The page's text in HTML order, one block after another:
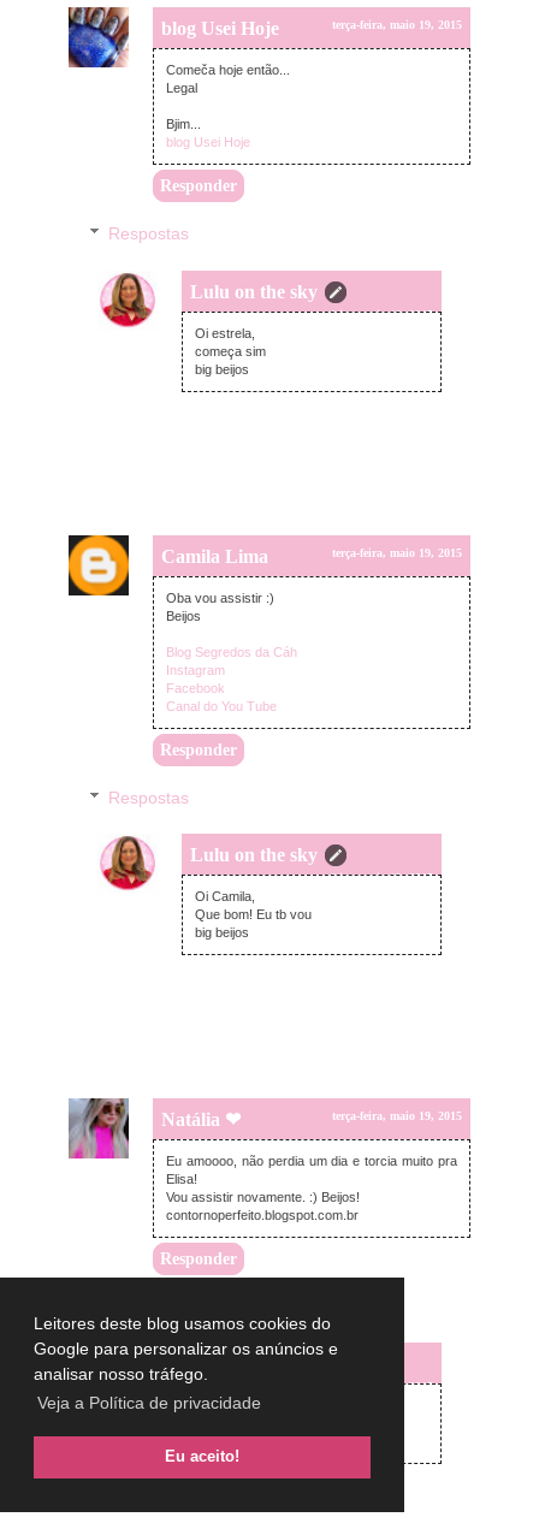
Leitores deste blog usamos cookies do
Google para personalizar os anúncios e
analisar nosso tráfego.
Veja a Política de privacidade
Eu aceito!
blog Usei Hoje terça-feira, maio 19, 2015
Comeča hoje então...
Legal
Bjim...
blog Usei Hoje
Responder
Respostas
Lulu on the sky
terça-feira, maio 19, 2015
Oi estrela,
começa sim
big beijos
Camila Lima terça-feira, maio 19, 2015
Oba vou assistir :)
Beijos
Blog Segredos da Cáh
Instagram
Facebook
Canal do You Tube
Responder
Respostas
Lulu on the sky
terça-feira, maio 19, 2015
Oi Camila,
Que bom! Eu tb vou
big beijos
Natália ❤ terça-feira, maio 19, 2015
Eu amoooo, não perdia um dia e torcia muito pra
Elisa!
Vou assistir novamente. :) Beijos!
contornoperfeito.blogspot.com.br
Responder
terça-feira, maio 19, 2015
Oi Natty,